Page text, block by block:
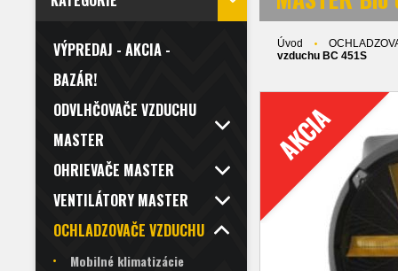
VÝPREDAJ - AKCIA -
BAZÁR!
ODVLHČOVAČE VZDUCHU
MASTER
OHRIEVAČE MASTER
VENTILÁTORY MASTER
OCHLADZOVAČE VZDUCHU
Mobilné klimatizácie
Úvod
vzduchu BC 451S
AKCIA